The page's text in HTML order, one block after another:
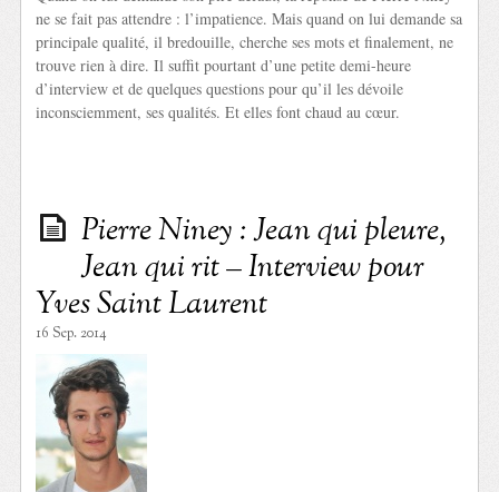
ne se fait pas attendre : l’impatience. Mais quand on lui demande sa
principale qualité, il bredouille, cherche ses mots et finalement, ne
trouve rien à dire. Il suffit pourtant d’une petite demi-heure
d’interview et de quelques questions pour qu’il les dévoile
inconsciemment, ses qualités. Et elles font chaud au cœur.
Pierre Niney : Jean qui pleure,
Jean qui rit – Interview pour
Yves Saint Laurent
16 Sep. 2014